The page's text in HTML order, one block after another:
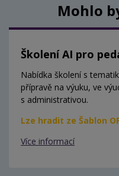
Mohlo
Školení AI pro
Nabídka školení s
přípravě na výuku, ve
s administrativou.
Lze hradit ze Šablon
Více informací